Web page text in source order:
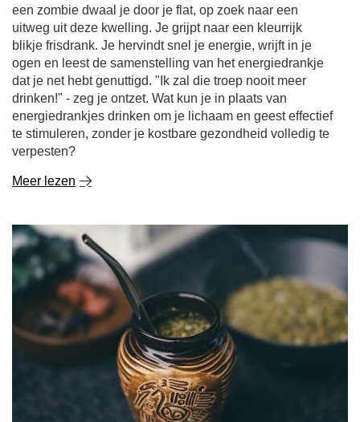
een zombie dwaal je door je flat, op zoek naar een
uitweg uit deze kwelling. Je grijpt naar een kleurrijk
blikje frisdrank. Je hervindt snel je energie, wrijft in je
ogen en leest de samenstelling van het energiedrankje
dat je net hebt genuttigd. "Ik zal die troep nooit meer
drinken!" - zeg je ontzet. Wat kun je in plaats van
energiedrankjes drinken om je lichaam en geest effectief
te stimuleren, zonder je kostbare gezondheid volledig te
verpesten?
Meer lezen